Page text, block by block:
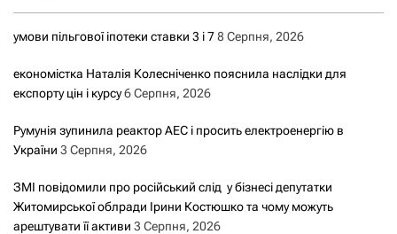
умови пільгової іпотеки ставки 3 і 78 Серпня, 2026
економістка Наталія Колесніченко пояснила наслідки для
експорту цін і курсу6 Серпня, 2026
Румунія зупинила реактор АЕС і просить електроенергію в
України 3 Серпня, 2026
ЗМІ повідомили про російський слід у бізнесі депутатки
Житомирської облради Ірини Костюшко та чому можуть
арештувати її активи 3 Серпня, 2026